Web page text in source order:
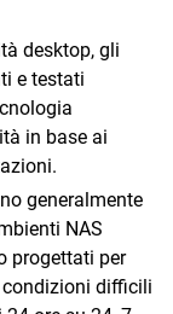
desktop, gli
e testati
in base ai
generalmente
NAS
progettati per
difficili